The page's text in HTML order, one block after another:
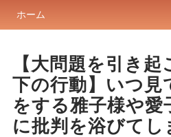
ホーム
【大問題を引き
下の行動】いつ見
をする雅子様や愛
に批判を浴びてし